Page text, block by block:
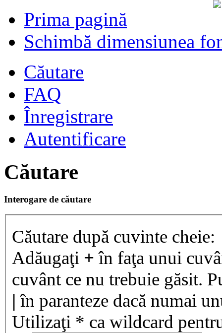
Prima pagină
Schimbă dimensiunea
Căutare
FAQ
Înregistrare
Autentificare
Căutare
Interogare de căutare
Căutare după cuvinte cheie:
Adăugaţi + în faţa unui
cuvânt ce nu trebuie găsit.
| în paranteze dacă numai
Utilizaţi * ca wildcard